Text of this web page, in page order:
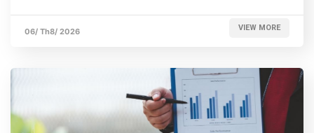
06/ Th8/ 2026 VIEW MORE